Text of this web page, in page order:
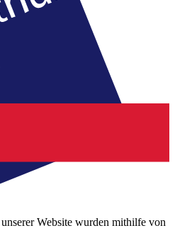
Website wurden mithilfe von